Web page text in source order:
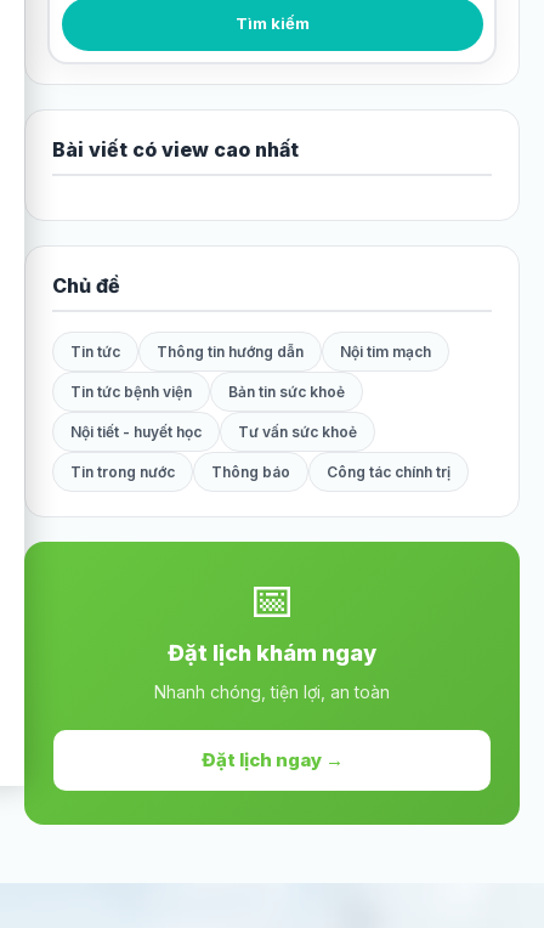
Tìm kiếm bài viết Tìm kiếm
Bài viết có view cao nhất
Chủ đề
Tin tức Thông tin hướng dẫn Nội tim mạch
Tin tức bệnh viện Bản tin sức khoẻ
Nội tiết - huyết học Tư vấn sức khoẻ
Tin trong nước Thông báo Công tác chính trị
📅
Đặt lịch khám ngay
Nhanh chóng, tiện lợi, an toàn
Đặt lịch ngay →